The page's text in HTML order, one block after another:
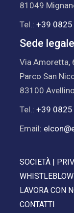
81049
Tel.:+39
Sede legale
Via Amoretta,
Parco San
83100
Tel.:+39
Email:
SOCIETÀ |
LAVORA CON
CONTATTI